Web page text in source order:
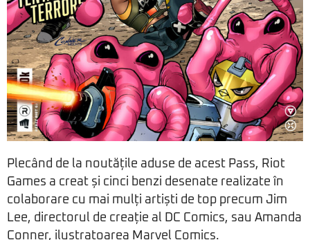
Plecând de la noutățile aduse de acest Pass, Riot
Games a creat și cinci benzi desenate realizate în
colaborare cu mai mulți artiști de top precum Jim
Lee, directorul de creație al DC Comics, sau Amanda
Conner, ilustratoarea Marvel Comics.